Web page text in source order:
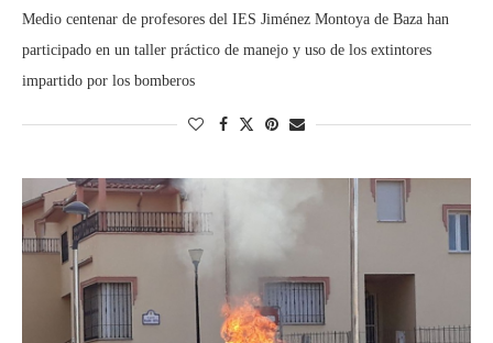
Medio centenar de profesores del IES Jiménez Montoya de Baza han
participado en un taller práctico de manejo y uso de los extintores
impartido por los bomberos